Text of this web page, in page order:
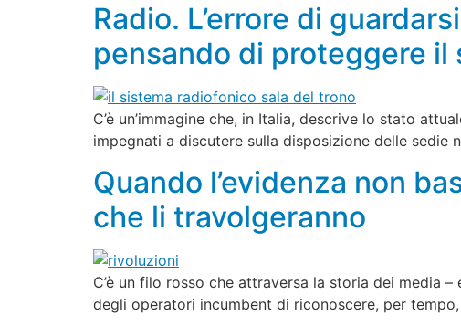
Radio. L’errore di
pensando di proteggere
C’è un’immagine che, in Italia, descrive lo stato
impegnati a discutere sulla disposizione delle sedie
Quando l’evidenza non
che li travolgeranno
C’è un filo rosso che attraversa la storia dei media
degli operatori incumbent di riconoscere, per